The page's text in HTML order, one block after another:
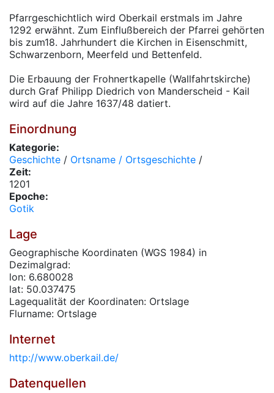
Pfarrgeschichtlich wird Oberkail erstmals im Jahre
1292 erwähnt. Zum Einflußbereich der Pfarrei gehörten
bis zum18. Jahrhundert die Kirchen in Eisenschmitt,
Schwarzenborn, Meerfeld und Bettenfeld.
Die Erbauung der Frohnertkapelle (Wallfahrtskirche)
durch Graf Philipp Diedrich von Manderscheid - Kail
wird auf die Jahre 1637/48 datiert.
Einordnung
Kategorie:
Geschichte / Ortsname / Ortsgeschichte /
Zeit:
1201
Epoche:
Gotik
Lage
Geographische Koordinaten (WGS 1984) in
Dezimalgrad:
lon: 6.680028
lat: 50.037475
Lagequalität der Koordinaten: Ortslage
Flurname: Ortslage
Internet
http://www.oberkail.de/
Datenquellen